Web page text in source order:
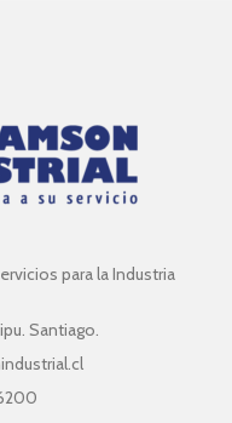
para la Industria
Santiago.